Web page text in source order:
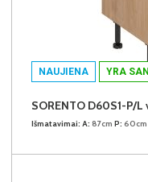
NAUJIENA YRA
SORENTO D60S1-P/
Išmatavimai: A: 87cm P: 60cm